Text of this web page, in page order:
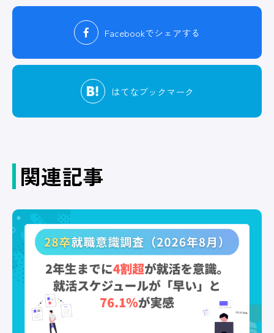
Facebookでシェアする
はてなブックマーク
関連記事